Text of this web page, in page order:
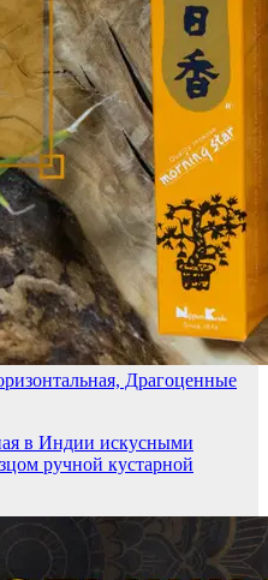
Драгоценные
в Индии искусными
ручной кустарной